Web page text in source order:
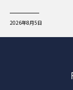
2026年8月5日